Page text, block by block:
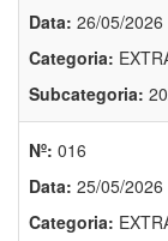
Data: 26/05/2026
Categoria:
Subcategoria:
Nº: 016
Data: 25/05/2026
Categoria: